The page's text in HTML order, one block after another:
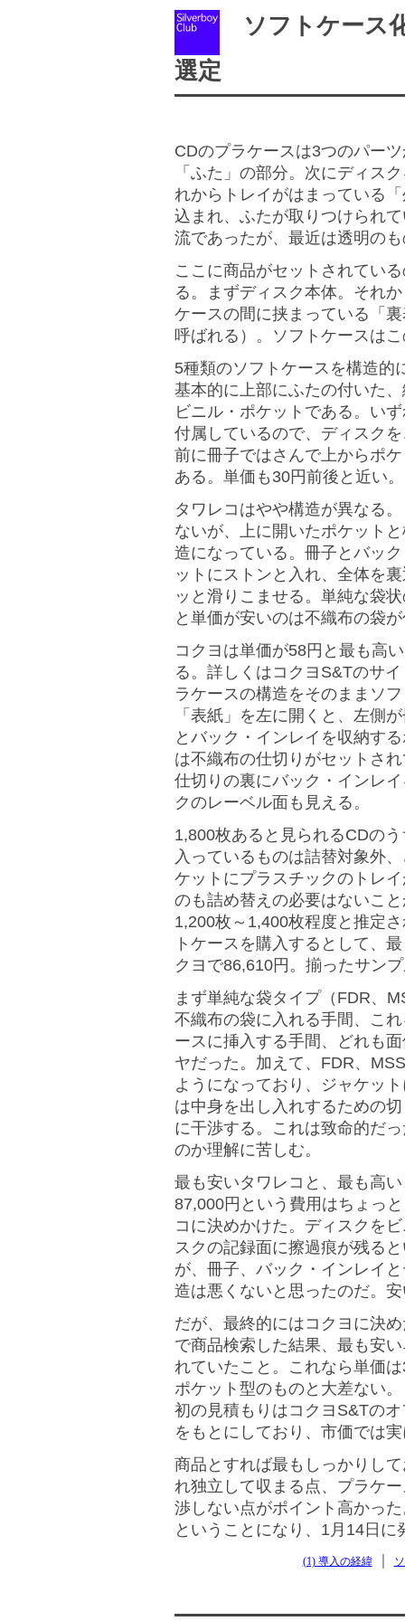
ソフトケース
選定
CDのプラケースは3つのパー
「ふた」の部分。次にディス
れからトレイがはまっている
込まれ、ふたが取りつけられ
流であったが、最近は透明の
ここに商品がセットされてい
る。まずディスク本体。それ
ケースの間に挟まっている「
呼ばれる）。ソフトケースは
5種類のソフトケースを構造的
基本的に上部にふたの付いた
ビニル・ポケットである。い
付属しているので、ディスク
前に冊子ではさんで上からポ
ある。単価も30円前後と近い。
タワレコはやや構造が異なる
ないが、上に開いたポケット
造になっている。冊子とバッ
ットにストンと入れ、全体を
ッと滑りこませる。単純な袋
と単価が安いのは不織布の袋
コクヨは単価が58円と最も高
る。詳しくはコクヨS&Tのサ
ラケースの構造をそのままソ
「表紙」を左に開くと、左側
とバック・インレイを収納す
は不織布の仕切りがセットさ
仕切りの裏にバック・インレ
クのレーベル面も見える。
1,800枚あると見られるCDの
入っているものは詰替対象外
ケットにプラスチックのトレ
のも詰め替えの必要はないこ
1,200枚～1,400枚程度と推定
トケースを購入するとして、
クヨで86,610円。揃ったサン
まず単純な袋タイプ（FDR、
不織布の袋に入れる手間、こ
ースに挿入する手間、どれも
ヤだった。加えて、FDR、
ようになっており、ジャケッ
は中身を出し入れするための
に干渉する。これは致命的だ
のか理解に苦しむ。
最も安いタワレコと、最も高
87,000円という費用はちょっ
コに決めかけた。ディスクを
スクの記録面に擦過痕が残る
が、冊子、バック・インレイ
造は悪くないと思ったのだ。
だが、最終的にはコクヨに決
で商品検索した結果、最も安
れていたこと。これなら単価
ポケット型のものと大差ない
初の見積もりはコクヨS&Tの
をもとにしており、市価では
商品とすれば最もしっかりし
れ独立して収まる点、プラケ
渉しない点がポイント高かっ
ということになり、1月14日に
(1) 導入の経緯｜